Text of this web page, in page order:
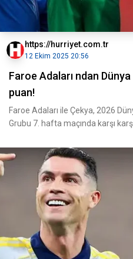
https://hurriyet.com.tr
12 Ekim 2025 20:56
Faroe Adaları ndan
puan!
Faroe Adaları ile Çekya, 2026
Grubu 7. hafta maçında karşı